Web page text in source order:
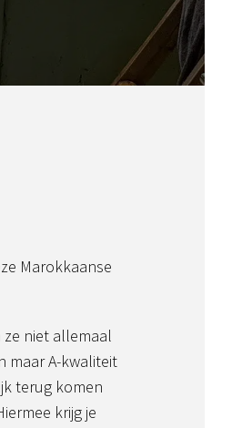
Marokkaanse
niet allemaal
maar A-kwaliteit
terug komen
krijg je